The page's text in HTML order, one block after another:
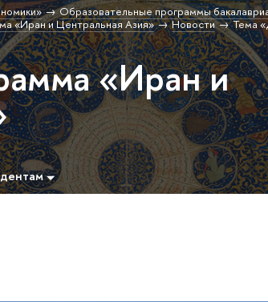
Образовательные программы
«Иран и Центральная Азия» Новости Тема
«Иран и